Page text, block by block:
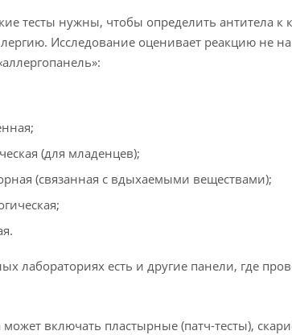
тесты нужны, чтобы определить антитела
Исследование оценивает реакцию не
(для младенцев);
(связанная с вдыхаемыми веществами);
лабораториях есть и другие панели, где
может включать пластырные (патч-тесты),